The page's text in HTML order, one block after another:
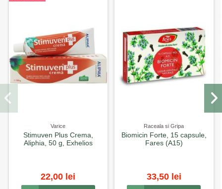
Varice
Stimuven Plus Crema,
Aliphia, 50 g, Exhelios
22,00 lei
Raceala si Gripa
Biomicin Forte, 15 capsule,
Fares (A15)
33,50 lei